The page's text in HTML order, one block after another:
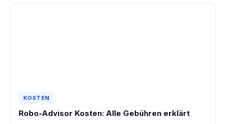
KOSTEN
Robo-Advisor Kosten: Alle Gebühren erklärt